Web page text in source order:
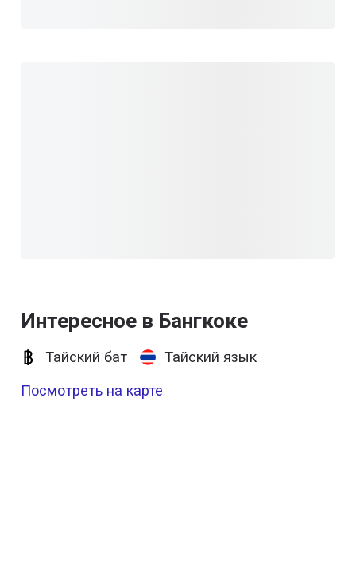
Интересное в Бангкоке
Тайский бат
Тайский язык
Посмотреть на карте